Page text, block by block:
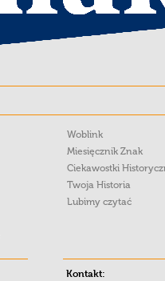
Woblink
Miesięcznik Znak
Ciekawostki
Twoja Historia
Lubimy czytać
Kontakt: